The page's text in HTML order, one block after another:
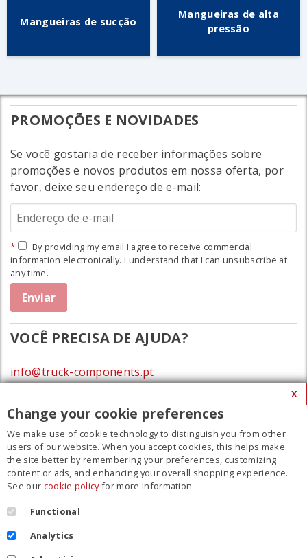
Mangueiras de sucção
Mangueiras de alta
pressão
PROMOÇÕES E NOVIDADES
Se você gostaria de receber informações sobre
promoções e novos produtos em nossa oferta, por
favor, deixe seu endereço de e-mail:
By providing my email I agree to receive commercial
information electronically. I understand that I can unsubscribe at
any time.
VOCÊ PRECISA DE AJUDA?
info@truck-components.pt
MENU
Filme
Contato
Regulamento
Política de privacidade
Your cookie settings
X
Change your cookie preferences
We make use of cookie technology to distinguish you from other
users of our website. When you accept cookies, this helps make
the site better by remembering your preferences, customizing
content or ads, and enhancing your overall shopping experience.
See our cookie policyfor more information.
Functional
Analytics